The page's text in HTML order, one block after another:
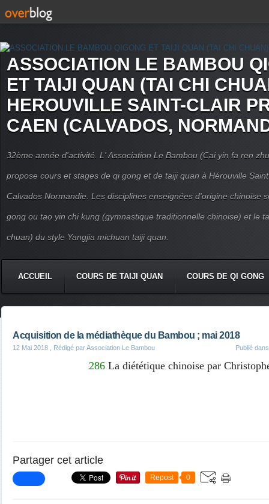
ASSOCIATION LE BAMBOU
ET TAIJI QUAN (TAI CHI
HEROUVILLE SAINT-CLAIR
CAEN (CALVADOS,
32ème année d'activité. L' Association Le Bambou (Cai yin fa ren
propose cours et stages de qi gong et de taiji quan à Hérouville
Calvados Normandie. Les disciplines enseignées d'origine chinoise
gong ou tao yin chi kung (gymnastique traditionnelle chinoise) et le
chuan) du style Yangjia michuan taiji quan.
ACCUEIL COURS DE TAIJI QUAN COURS DE QI GONG
Acquisition de la médiathèque du Bambou ; mai 2018
12 Mai 2018 , Rédigé par Association Le Bambou Publié
286 La diététique chinoise par
Partager cet article
Repost 0